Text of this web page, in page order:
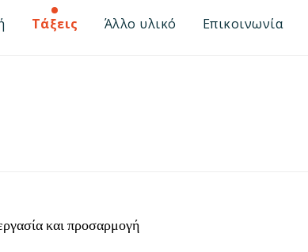
Τάξεις Άλλο υλικό Επικοινωνία
και προσαρμογή